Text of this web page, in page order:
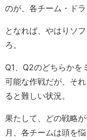
のが、各チーム・ドラ
となれば、やはりソ
ろ。
Q1、Q2のどちらかを
可能な作戦だが、そ
ると難しい状況。
果たして、どの戦略
月、各チームは頭を